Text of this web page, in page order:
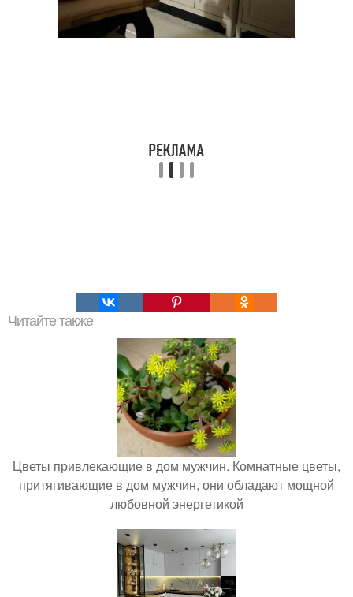
Читайте также
Цветы привлекающие в дом мужчин. Комнатные цветы,
притягивающие в дом мужчин, они обладают мощной
любовной энергетикой